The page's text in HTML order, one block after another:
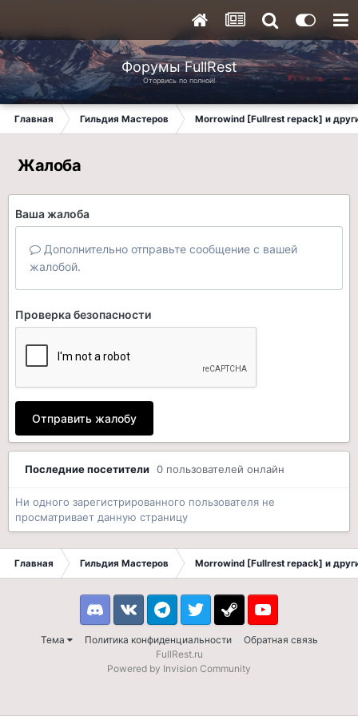
Форумы FullRest
Оторвись по полной!
Главная Гильдия Мастеров Morrowind [Fullrest repack] и
Жалоба
Ваша жалоба
Дополнительно отправьте сообщение с вашей
жалобой.
Проверка безопасности
Отправить жалобу
Последние посетители 0 пользователей онлайн
Ни одного зарегистрированного пользователя не
просматривает данную страницу
Главная Гильдия Мастеров Morrowind [Fullrest repack] и
Тема Политика конфиденциальности Обратная связь
DiscordVK TelegramTwitter Steam Youtube
FullRest.ru
Powered by Invision Community